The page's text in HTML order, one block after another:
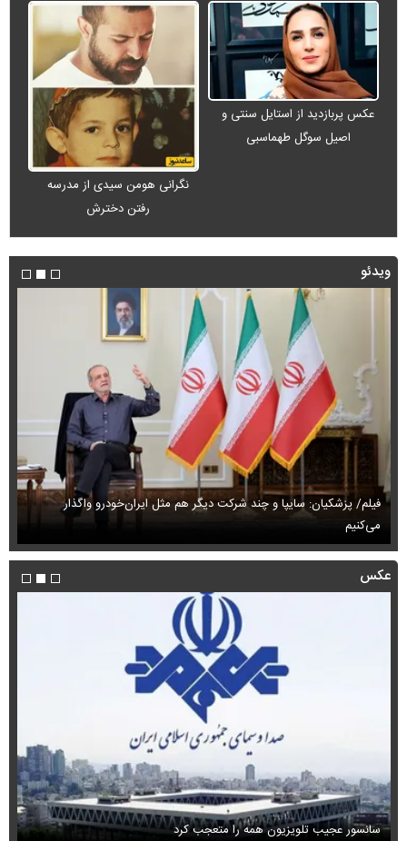
عکس پربازدید از استایل سنتی و
اصیل سوگل طهماسبی
نگرانی هومن سیدی از مدرسه
رفتن دخترش
ویدئو
فیلم/ پزشکیان: سایپا و چند شرکت دیگر هم مثل ایران‌خودرو واگذار
می‌کنیم
عکس
سانسور عجیب تلویزیون همه را متعجب کرد